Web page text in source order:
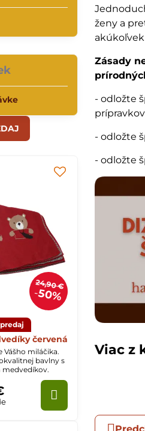
ženy a
Zásady
- odložte
prípravkov
- odložte
- odložte
Viac z
24,90 €
50%
červená
Vášho miláčika.
bavlny s